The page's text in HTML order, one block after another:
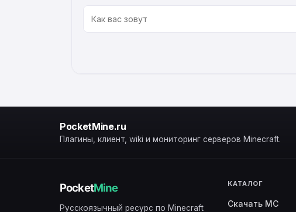
PocketMine.ru
Плагины, клиент, wiki и мониторинг серверов Minecraft.
Русскоязычный ресурс по Minecraft
КАТАЛОГ
Скачать MC